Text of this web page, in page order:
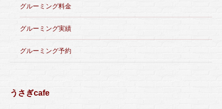
グルーミング料金
グルーミング実績
グルーミング予約
うさぎcafe